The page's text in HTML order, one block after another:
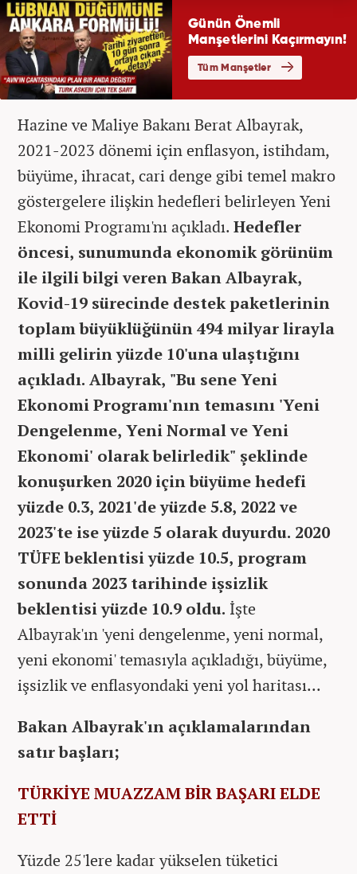
Hazine ve Maliye Bakanı Berat Albayrak,
2021-2023 dönemi için enflasyon, istihdam,
büyüme, ihracat, cari denge gibi temel makro
göstergelere ilişkin hedefleri belirleyen Yeni
Ekonomi Programı'nı açıkladı.Hedefler
öncesi, sunumunda ekonomik görünüm
ile ilgili bilgi veren Bakan Albayrak,
Kovid-19 sürecinde destek paketlerinin
toplam büyüklüğünün 494 milyar lirayla
milli gelirin yüzde 10'una ulaştığını
açıkladı. Albayrak, "Bu sene Yeni
Ekonomi Programı'nın temasını 'Yeni
Dengelenme, Yeni Normal ve Yeni
Ekonomi' olarak belirledik" şeklinde
konuşurken 2020 için büyüme hedefi
yüzde 0.3, 2021'de yüzde 5.8, 2022 ve
2023'te ise yüzde 5 olarak duyurdu. 2020
TÜFE beklentisi yüzde 10.5, program
sonunda 2023 tarihinde işsizlik
beklentisi yüzde 10.9 oldu. İşte
Albayrak'ın 'yeni dengelenme, yeni normal,
yeni ekonomi' temasıyla açıkladığı, büyüme,
işsizlik ve enflasyondaki yeni yol haritası...
Bakan Albayrak'ın açıklamalarından
satır başları;
TÜRKİYE MUAZZAM BİR BAŞARI ELDE
ETTİ
Yüzde 25'lere kadar yükselen tüketici